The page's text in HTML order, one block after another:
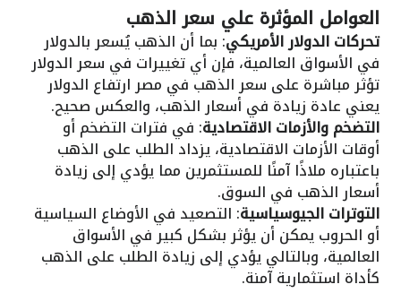
العوامل المؤثرة علي سعر الذهب
تحركات الدولار الأمريكي: بما أن الذهب يُسعر بالدولار
في الأسواق العالمية، فإن أي تغييرات في سعر الدولار
تؤثر مباشرة على سعر الذهب في مصر ارتفاع الدولار
يعني عادة زيادة في أسعار الذهب، والعكس صحيح.
التضخم والأزمات الاقتصادية: في فترات التضخم أو
أوقات الأزمات الاقتصادية، يزداد الطلب على الذهب
باعتباره ملاذًا آمنًا للمستثمرين مما يؤدي إلى زيادة
أسعار الذهب في السوق.
التوترات الجيوسياسية: التصعيد في الأوضاع السياسية
أو الحروب يمكن أن يؤثر بشكل كبير في الأسواق
العالمية، وبالتالي يؤدي إلى زيادة الطلب على الذهب
كأداة استثمارية آمنة.